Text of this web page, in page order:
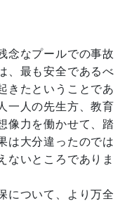
念なプールでの事故
、最も安全であるべ
きたということであ
一人の先生方、教育
像力を働かせて、踏
は大分違ったのでは
ないところでありま
について、より万全